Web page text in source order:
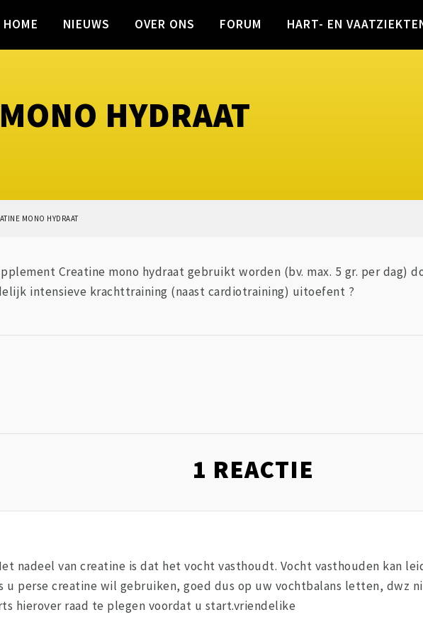
HOME NIEUWS OVER ONS FORUM HART- EN
HYDRAAT
MONO HYDRAAT
Creatine mono hydraat gebruikt worden (bv. max. 5 gr. per dag)
intensieve krachttraining (naast cardiotraining) uitoefent ?
1 REACTIE
nadeel van creatine is dat het vocht vasthoudt. Vocht vasthouden kan
u perse creatine wil gebruiken, goed dus op uw vochtbalans letten, dwz
hierover raad te plegen voordat u start.vriendelike